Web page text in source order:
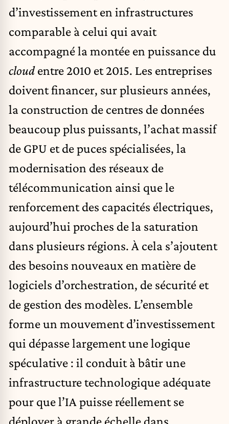
d’investissement en infrastructures
comparable à celui qui avait
accompagné la montée en puissance du
cloudentre 2010 et 2015. Les entreprises
doivent financer, sur plusieurs années,
la construction de centres de données
beaucoup plus puissants, l’achat massif
de GPU et de puces spécialisées, la
modernisation des réseaux de
télécommunication ainsi que le
renforcement des capacités électriques,
aujourd’hui proches de la saturation
dans plusieurs régions. À cela s’ajoutent
des besoins nouveaux en matière de
logiciels d’orchestration, de sécurité et
de gestion des modèles. L’ensemble
forme un mouvement d’investissement
qui dépasse largement une logique
spéculative : il conduit à bâtir une
infrastructure technologique adéquate
pour que l’IA puisse réellement se
déployer à grande échelle dans